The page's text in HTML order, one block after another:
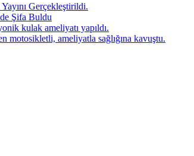
Gerçekleştirildi.
Şifa Buldu
kulak ameliyatı yapıldı.
motosikletli, ameliyatla sağlığına kavuştu.